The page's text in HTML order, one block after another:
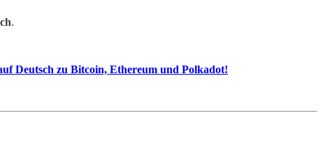
.
Deutsch zu Bitcoin, Ethereum und Polkadot!